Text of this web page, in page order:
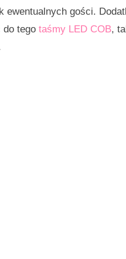
ewentualnych gości.
do tego taśmy LED COB,